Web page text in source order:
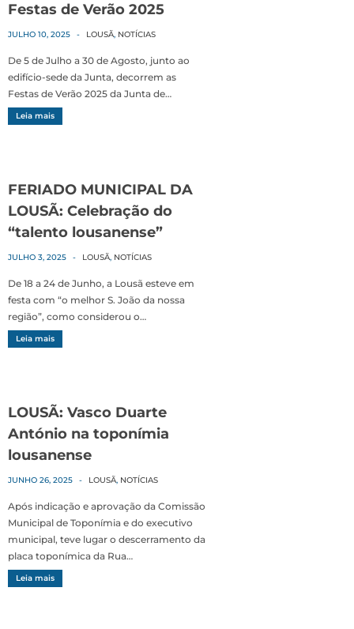
Festas de Verão 2025
JULHO 10, 2025 - LOUSÃ, NOTÍCIAS
De 5 de Julho a 30 de Agosto, junto ao
edifício-sede da Junta, decorrem as
Festas de Verão 2025 da Junta de…
Leia mais
FERIADO MUNICIPAL DA
LOUSÃ: Celebração do
“talento lousanense”
JULHO 3, 2025 - LOUSÃ, NOTÍCIAS
De 18 a 24 de Junho, a Lousã esteve em
festa com “o melhor S. João da nossa
região”, como considerou o…
Leia mais
LOUSÃ: Vasco Duarte
António na toponímia
lousanense
JUNHO 26, 2025 - LOUSÃ, NOTÍCIAS
Após indicação e aprovação da Comissão
Municipal de Toponímia e do executivo
municipal, teve lugar o descerramento da
placa toponímica da Rua…
Leia mais